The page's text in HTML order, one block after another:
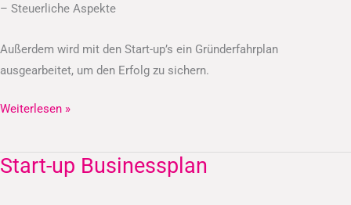
– Steuerliche Aspekte
Außerdem wird mit den Start-up’s ein Gründerfahrplan
ausgearbeitet, um den Erfolg zu sichern.
Weiterlesen »
Start-up Businessplan
Start-